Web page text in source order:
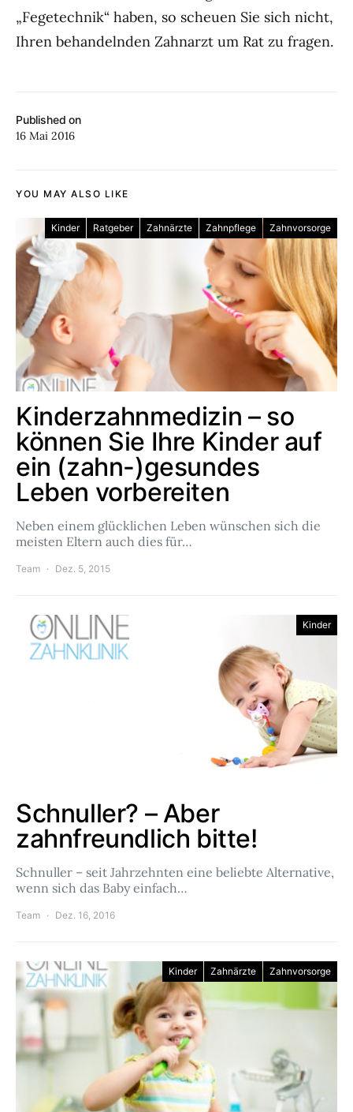
Published on
16 Mai 2016
„Fegetechnik“ haben, so scheuen Sie sich nicht,
Ihren behandelnden Zahnarzt um Rat zu fragen.
YOU MAY ALSO LIKE
Kinder Ratgeber Zahnärzte Zahnpflege Zahnvorsorge
Kinderzahnmedizin – so
können Sie Ihre Kinder auf
ein (zahn-)gesundes
Leben vorbereiten
Neben einem glücklichen Leben wünschen sich die
meisten Eltern auch dies für…
Team Dez. 5, 2015
Kinder
Schnuller? – Aber
zahnfreundlich bitte!
Schnuller – seit Jahrzehnten eine beliebte Alternative,
wenn sich das Baby einfach…
Team Dez. 16, 2016
Kinder Zahnärzte Zahnvorsorge